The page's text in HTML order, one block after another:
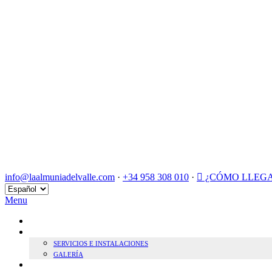
info@laalmuniadelvalle.com · +34 958 308 010 ·
¿CÓMO
Elegir
un
Menu
SERVICIOS E INSTALACIONES
GALERÍA